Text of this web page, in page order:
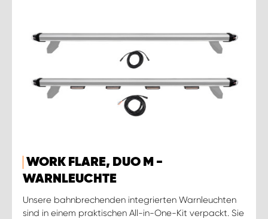
WORK FLARE, DUO M -
WARNLEUCHTE
Unsere bahnbrechenden integrierten Warnleuchten
sind in einem praktischen All-in-One-Kit verpackt. Sie